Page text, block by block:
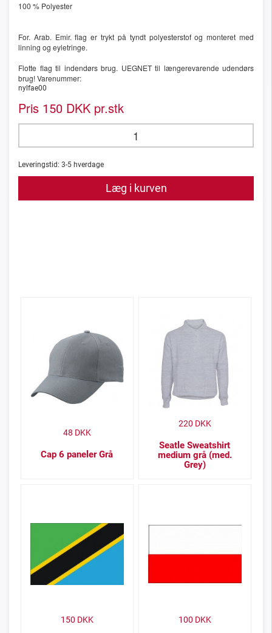
100 % Polyester
For. Arab. Emir. flag er trykt på tyndt polyesterstof og monteret med
linning og eyletringe.
Flotte flag til indendørs brug. UEGNET til længerevarende udendørs
brug! Varenummer:
nylfae00
Pris 150 DKK pr.stk
Leveringstid: 3-5 hverdage
Læg i kurven
Cap 6 paneler Grå
48 DKK
Seatle Sweatshirt
medium grå (med.
Grey)
220 DKK
150 DKK 100 DKK